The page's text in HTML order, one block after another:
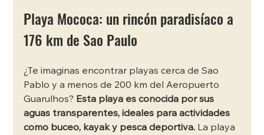
Playa Mococa: un rincón paradisíaco a
176 km de Sao Paulo
¿Te imaginas encontrar playas cerca de Sao
Pablo y a menos de 200 km del Aeropuerto
Guarulhos? Esta playa es conocida por sus
aguas transparentes, ideales para actividades
como buceo, kayak y pesca deportiva. La playa